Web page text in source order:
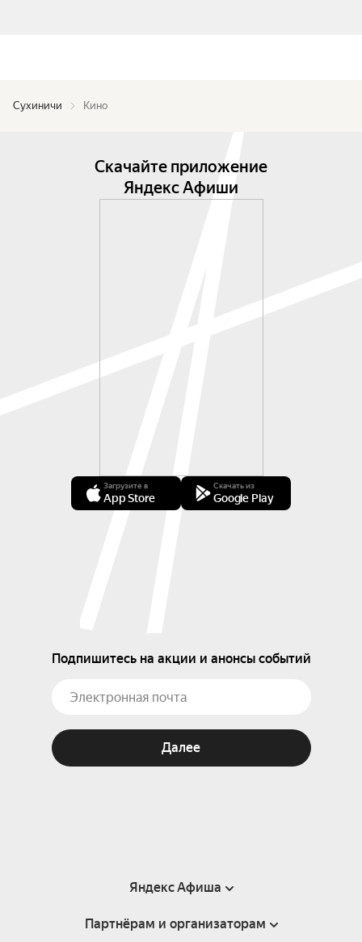
Сухиничи Кино
Скачайте приложение
Яндекс Афиши
Загрузите в
App Store
Скачать из
Google Play
Подпишитесь на акции и анонсы событий
Далее
Яндекс Афиша
Справка
Партнёрам и организаторам